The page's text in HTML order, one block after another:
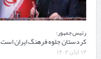
رئیس جمهور:
کردستان جلوه فرهنگ ایران است
۱۳ آبان ۱۴۰۲